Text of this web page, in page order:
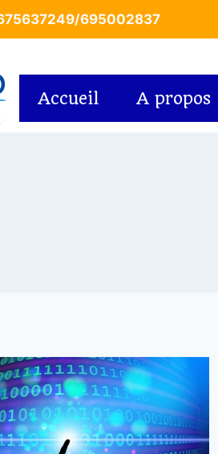
695002837
Accueil A propos